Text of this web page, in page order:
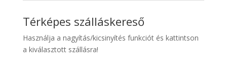
Térképes szálláskereső
Használja a nagyítás/kicsinyítés funkciót és kattintson
a kiválasztott szállásra!